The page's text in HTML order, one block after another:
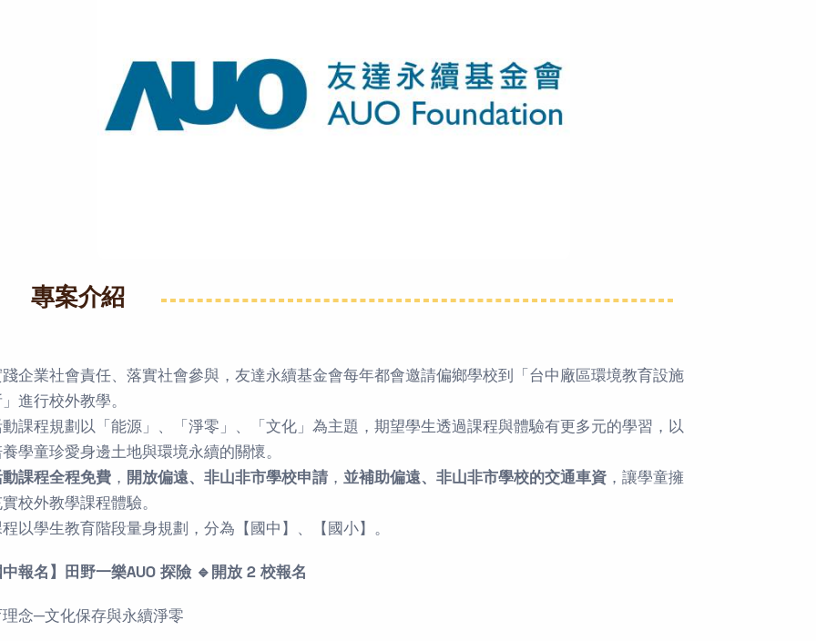
專案介紹
企業社會責任、落實社會參與，友達永續基金會每年都會邀請偏鄉學校到「台中廠區環境教育設施
進行校外教學。
動課程規劃以「能源」、「淨零」、「文化」為主題，期望學生透過課程與體驗有更多元的學習，以
養學童珍愛身邊土地與環境永續的關懷。
動課程全程免費 ， 開放偏遠、非山非市學校申請 ， 並補助偏遠、非山非市學校的交通車資 ，讓學童擁
校外教學課程體驗。
程以學生教育階段量身規劃，分為【國中】、【國小】。
中報名】田野一樂AUO 探險 🔹開放 2 校報名
理念─文化保存與永續淨零